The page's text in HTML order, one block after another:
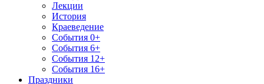
Лекции
История
Краеведение
События 0+
События 6+
События 12+
События 16+
Праздники